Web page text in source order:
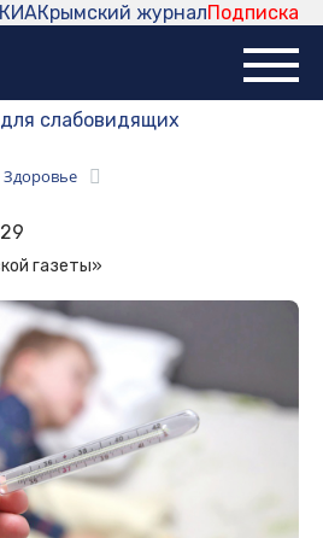
Подписка
Крымский журнал
КИА
слабовидящих
Здоровье
газеты»